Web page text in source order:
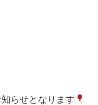
らせとなります